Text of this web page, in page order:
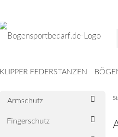
KLIPPER FEDERSTANZEN
ARMBRUST
Armschutz
Fingerschutz